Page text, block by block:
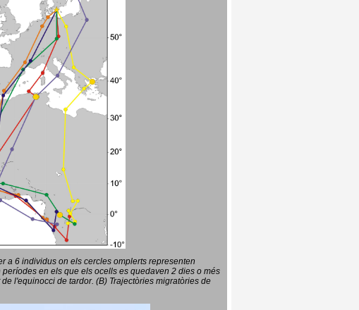
a 6 individus on els cercles omplerts representen
en els que els ocells es quedaven 2 dies o més
l'equinocci de tardor. (B) Trajectòries migratòries de